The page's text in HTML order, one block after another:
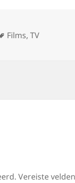
Tags
Films,TV
Vereiste